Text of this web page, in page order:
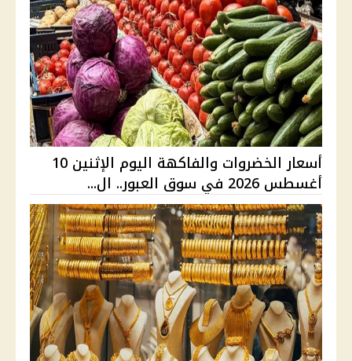
أسعار الخضروات والفاكهة اليوم الإثنين 10
أغسطس 2026 في سوق العبور.. ال...